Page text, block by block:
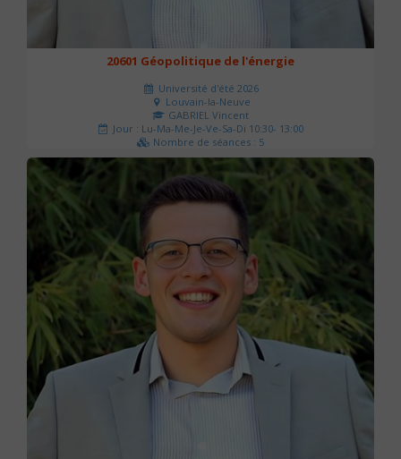
20601 Géopolitique de l'énergie
Université d'été 2026
Louvain-la-Neuve
GABRIEL Vincent
Jour : Lu-Ma-Me-Je-Ve-Sa-Di 10:30- 13:00
Nombre de séances : 5
120 €